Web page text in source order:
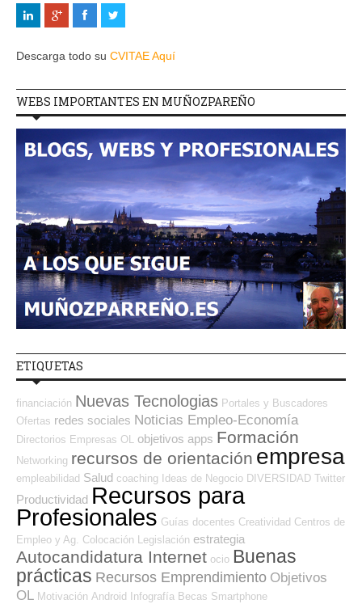
Descarga todo su CVITAE Aquí
WEBS IMPORTANTES EN MUÑOZPAREÑO
ETIQUETAS
financiación Nuevas Tecnologias Portales y Buscadores
Ofertas redes sociales Noticias Empleo-Economía
Directorios Empresas OL objetivos apps Formación
Networking recursos de orientación empresa
empleabilidad Salud coaching Ideas de Negocio DIVERSIDAD Twitter
Productividad Recursos para
Profesionales Guías docentes Creatividad Centros de
Empleo y Ag. Colocación
Legislación estrategia
Autocandidatura Internet ocio Buenas
prácticas Recursos Emprendimiento Objetivos
OL Motivación Android Infografía Becas Smartphone